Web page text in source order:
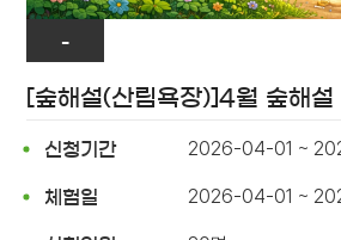
-
[숲해설(산림욕장)]4월 숲해설
신청기간 2026-04-01 ~
체험일 2026-04-01 ~